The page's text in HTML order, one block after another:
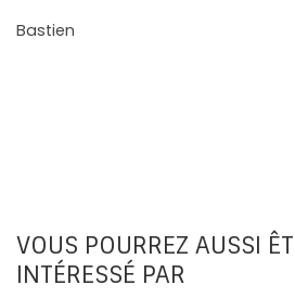
Bastien
VOUS POURREZ AUSSI
INTÉRESSÉ PAR